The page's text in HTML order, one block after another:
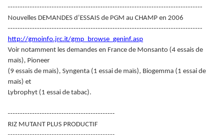
--------------------------------------------------------------------------------
Nouvelles DEMANDES d’ESSAIS de PGM au CHAMP en 2006
--------------------------------------------------------------------------------
http://gmoinfo.jrc.it/gmp_browse_geninf.asp
Voir notamment les demandes en France de Monsanto (4 essais de
maïs), Pioneer
(9 essais de maïs), Syngenta (1 essai de maïs), Biogemma (1 essai de
maïs) et
Lybrophyt (1 essai de tabac).
--------------------------------------------
RIZ MUTANT PLUS PRODUCTIF